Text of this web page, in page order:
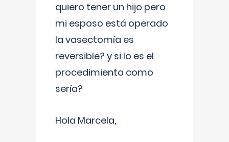
quiero tener un hijo pero
mi esposo está operado
la vasectomía es
reversible? y si lo es el
procedimiento como
sería?
Hola Marcela,